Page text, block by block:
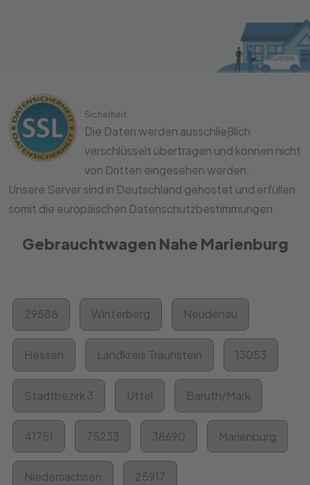
Sicherheit
Die Daten werden ausschließlich
verschlüsselt übertragen und können nicht
von Dritten eingesehen werden.
Unsere Server sind in Deutschland gehostet und erfüllen
somit die europäischen Datenschutzbestimmungen.
Gebrauchtwagen Nahe Marienburg
29588 Winterberg Neudenau
Hessen Landkreis Traunstein 13053
Stadtbezirk 3 Uttel Baruth/Mark
41751 75233 38690 Marienburg
Niedersachsen 25917